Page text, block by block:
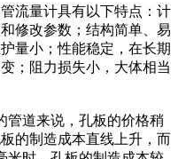
流量计具有以下特点：计
修改参数；结构简单、易
量小；性能稳定，在长期
；阻力损失小，大体相当
管道来说，孔板的价格稍
的制造成本直线上升，而